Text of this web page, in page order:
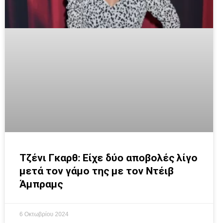
Τζένι Γκαρθ: Είχε δύο αποβολές λίγο
μετά τον γάμο της με τον Ντέιβ
Άμπραμς
6 Οκτωβρίου 2024